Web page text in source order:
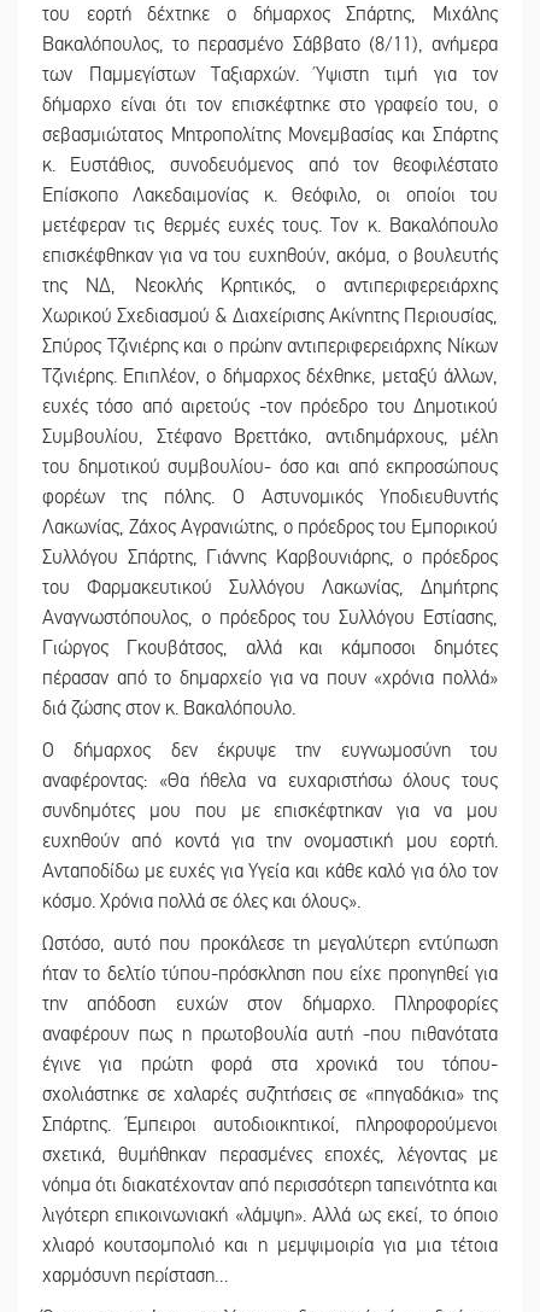
του εορτή δέχτηκε ο δήμαρχος Σπάρτης, Μιχάλης
Βακαλόπουλος, το περασμένο Σάββατο (8/11), ανήμερα
των Παμμεγίστων Ταξιαρχών. Ύψιστη τιμή για τον
δήμαρχο είναι ότι τον επισκέφτηκε στο γραφείο του, ο
σεβασμιώτατος Μητροπολίτης Μονεμβασίας και Σπάρτης
κ. Ευστάθιος, συνοδευόμενος από τον θεοφιλέστατο
Επίσκοπο Λακεδαιμονίας κ. Θεόφιλο, οι οποίοι του
μετέφεραν τις θερμές ευχές τους. Τον κ. Βακαλόπουλο
επισκέφθηκαν για να του ευχηθούν, ακόμα, ο βουλευτής
της ΝΔ, Νεοκλής Κρητικός, ο αντιπεριφερειάρχης
Χωρικού Σχεδιασμού & Διαχείρισης Ακίνητης Περιουσίας,
Σπύρος Τζινιέρης και ο πρώην αντιπεριφερειάρχης Νίκων
Τζινιέρης. Επιπλέον, ο δήμαρχος δέχθηκε, μεταξύ άλλων,
ευχές τόσο από αιρετούς -τον πρόεδρο του Δημοτικού
Συμβουλίου, Στέφανο Βρεττάκο, αντιδημάρχους, μέλη
του δημοτικού συμβουλίου- όσο και από εκπροσώπους
φορέων της πόλης. Ο Αστυνομικός Υποδιευθυντής
Λακωνίας, Ζάχος Αγρανιώτης, ο πρόεδρος του Εμπορικού
Συλλόγου Σπάρτης, Γιάννης Καρβουνιάρης, ο πρόεδρος
του Φαρμακευτικού Συλλόγου Λακωνίας, Δημήτρης
Αναγνωστόπουλος, ο πρόεδρος του Συλλόγου Εστίασης,
Γιώργος Γκουβάτσος, αλλά και κάμποσοι δημότες
πέρασαν από το δημαρχείο για να πουν «χρόνια πολλά»
διά ζώσης στον κ. Βακαλόπουλο.
Ο δήμαρχος δεν έκρυψε την ευγνωμοσύνη του
αναφέροντας: «Θα ήθελα να ευχαριστήσω όλους τους
συνδημότες μου που με επισκέφτηκαν για να μου
ευχηθούν από κοντά για την ονομαστική μου εορτή.
Ανταποδίδω με ευχές για Υγεία και κάθε καλό για όλο τον
κόσμο. Χρόνια πολλά σε όλες και όλους».
Ωστόσο, αυτό που προκάλεσε τη μεγαλύτερη εντύπωση
ήταν το δελτίο τύπου-πρόσκληση που είχε προηγηθεί για
την απόδοση ευχών στον δήμαρχο. Πληροφορίες
αναφέρουν πως η πρωτοβουλία αυτή -που πιθανότατα
έγινε για πρώτη φορά στα χρονικά του τόπου-
σχολιάστηκε σε χαλαρές συζητήσεις σε «πηγαδάκια» της
Σπάρτης. Έμπειροι αυτοδιοικητικοί, πληροφορούμενοι
σχετικά, θυμήθηκαν περασμένες εποχές, λέγοντας με
νόημα ότι διακατέχονταν από περισσότερη ταπεινότητα και
λιγότερη επικοινωνιακή «λάμψη». Αλλά ως εκεί, το όποιο
χλιαρό κουτσομπολιό και η μεμψιμοιρία για μια τέτοια
χαρμόσυνη περίσταση…